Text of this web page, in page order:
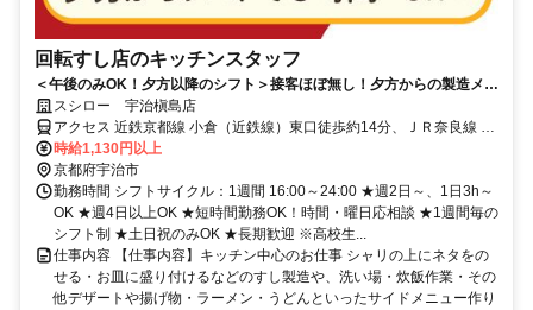
回転すし店のキッチンスタッフ
＜午後のみOK！夕方以降のシフト＞接客ほぼ無し！夕方からの製造メイ
ンでコツコツ働ける
スシロー 宇治槇島店
アクセス 近鉄京都線 小倉（近鉄線）東口徒歩約14分、ＪＲ奈良線 Ｊ
Ｒ小倉（京都府）北出口徒歩約21分、近鉄京都線 向島東出口徒歩約
26分
時給1,130円以上
京都府宇治市
勤務時間 シフトサイクル：1週間 16:00～24:00 ★週2日～、1日3h～
OK ★週4日以上OK ★短時間勤務OK！時間・曜日応相談 ★1週間毎の
シフト制 ★土日祝のみOK ★長期歓迎 ※高校生...
仕事内容 【仕事内容】キッチン中心のお仕事 シャリの上にネタをの
せる・お皿に盛り付けるなどのすし製造や、洗い場・炊飯作業・その
他デザートや揚げ物・ラーメン・うどんといったサイドメニュー作り